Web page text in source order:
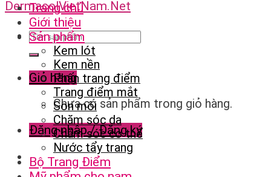
Giỏ hàng
Chưa có sản phẩm trong giỏ hàng.
Đăng nhập / Đăng ký
Trang chủ
Giới thiệu
Sản phẩm
Kem lót
Kem nền
Phấn trang điểm
Trang điểm mắt
Son môi
Chăm sóc da
Chăm sóc cơ thể
Nước tẩy trang
Bộ Trang Điểm